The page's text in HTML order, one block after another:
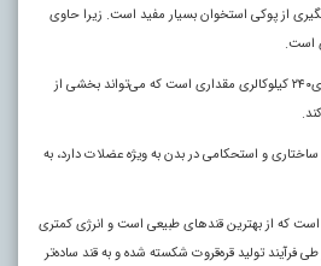
از پوکی استخوان بسیار مفید است. زیرا حاوی
است.
باید بدانید هر ۱۰۰ گرم قره‌قروت حاوی۲۴۰ کیلوکالری مقداری است که می‌تواند بخشی از
و استحکامی در بدن به ویژه عضلات دارد، به
است که از بهترین قند‌های طبیعی است و انرژی کمتری
فرآیند تولید قره‌قروت شکسته شده و به قند ساده‌تر